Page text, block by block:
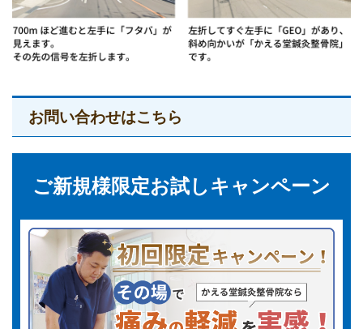
お問い合わせはこちら
ご新規様限定お試しキャンペーン